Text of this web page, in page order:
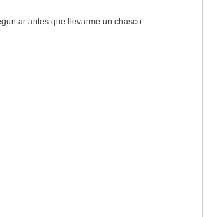
antes que llevarme un chasco.